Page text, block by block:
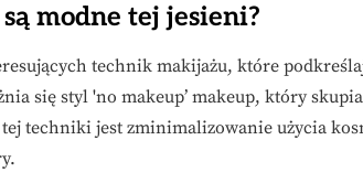
modne tej jesieni?
technik makijażu, które
się styl 'no makeup’ makeup, który
techniki jest zminimalizowanie użycia